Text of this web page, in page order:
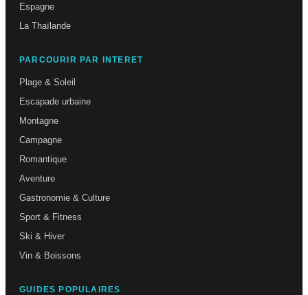
Espagne
La Thaïlande
PARCOURIR PAR INTERET
Plage & Soleil
Escapade urbaine
Montagne
Campagne
Romantique
Aventure
Gastronomie & Culture
Sport & Fitness
Ski & Hiver
Vin & Boissons
GUIDES POPULAIRES